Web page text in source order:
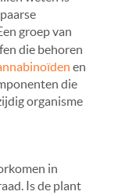
groep van
die behoren
en
die
organisme
in
Is de plant